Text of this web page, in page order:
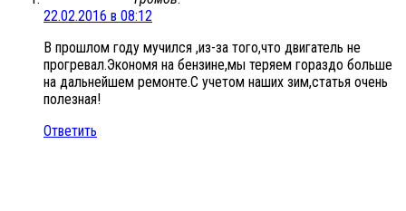
22.02.2016 в 08:12
В прошлом году мучился ,из-за того,что двигатель не
прогревал.Экономя на бензине,мы теряем гораздо больше
на дальнейшем ремонте.С учетом наших зим,статья очень
полезная!
Ответить